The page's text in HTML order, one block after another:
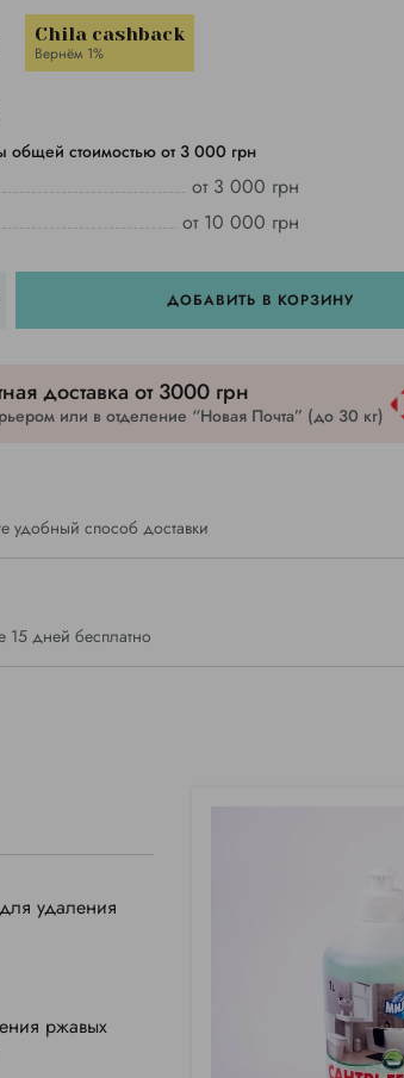
Chila cashback
Вернём 1%
общей стоимостью от 3 000 грн
от 3 000 грн
от 10 000 грн
ДОБАВИТЬ В КОРЗИНУ
доставка от 3000 грн
или в отделение “Новая Почта” (до 30 кг)
удобный способ доставки
15 дней бесплатно
удаления
ржавых